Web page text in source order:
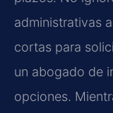
administrativas
cortas para
un abogado de
opciones.